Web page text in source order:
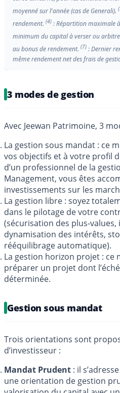
moyenné sur l'année (cas de Generali).
rendement. (4) : Répartition maximale
minimum du capital à verser ou
au bonus de rendement. (7) : Dernier
même rendement net des frais de
3 modes de gestion
Avec Jeewan Patrimoine, 3
La gestion sous mandat : ce
vos objectifs et à votre profil
d’un professionnel de la
Management, vous êtes
investissements sur les
La gestion libre : soyez
dans le pilotage de votre
(sécurisation des plus-
dynamisation des intérêts,
rééquilibrage automatique).
La gestion horizon projet : ce
préparer un projet dont
déterminée.
Gestion sous mandat
Trois orientations sont
d’investisseur :
Mandat Prudent : il
une orientation de gestion